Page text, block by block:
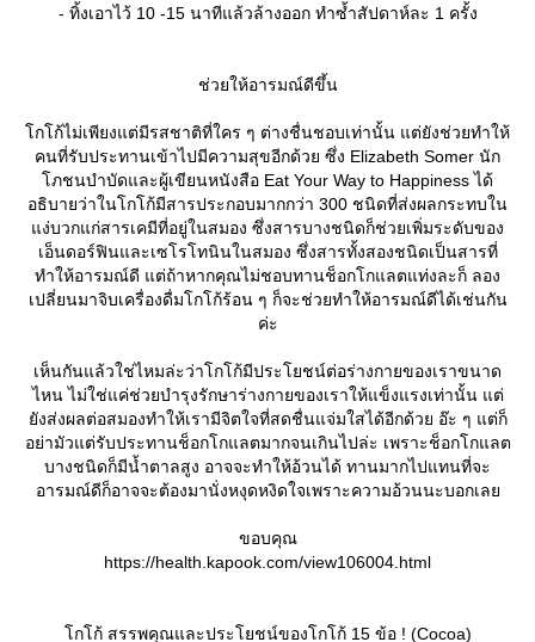
- ทิ้งเอาไว้ 10 -15 นาทีแล้วล้างออก ทำซ้ำสัปดาห์ละ 1 ครั้ง
ช่วยให้อารมณ์ดีขึ้น
กโก้ไม่เพียงแต่มีรสชาติที่ใคร ๆ ต่างชื่นชอบเท่านั้น แต่ยังช่วยทำให้
คนที่รับประทานเข้าไปมีความสุขอีกด้วย ซึ่ง Elizabeth Somer นัก
ภชนบำบัดและผู้เขียนหนังสือ Eat Your Way to Happiness ได้
อธิบายว่าในโกโก้มีสารประกอบมากกว่า 300 ชนิดที่ส่งผลกระทบใน
ง่บวกแก่สารเคมีที่อยู่ในสมอง ซึ่งสารบางชนิดก็ช่วยเพิ่มระดับของ
เอ็นดอร์ฟินและเซโรโทนินในสมอง ซึ่งสารทั้งสองชนิดเป็นสารที่
ทำให้อารมณ์ดี แต่ถ้าหากคุณไม่ชอบทานช็อกโกแลตแท่งละก็ ลอง
เปลี่ยนมาจิบเครื่องดื่มโกโก้ร้อน ๆ ก็จะช่วยทำให้อารมณ์ดีได้เช่นกัน
ค่ะ
เห็นกันแล้วใช่ไหมล่ะว่าโกโก้มีประโยชน์ต่อร่างกายของเราขนาด
ไหน ไม่ใช่แค่ช่วยบำรุงรักษาร่างกายของเราให้แข็งแรงเท่านั้น แต่
ังส่งผลต่อสมองทำให้เรามีจิตใจที่สดชื่นแจ่มใสได้อีกด้วย อ๊ะ ๆ แต่ก็
อย่ามัวแต่รับประทานช็อกโกแลตมากจนเกินไปล่ะ เพราะช็อกโกแลต
บางชนิดก็มีน้ำตาลสูง อาจจะทำให้อ้วนได้ ทานมากไปแทนที่จะ
อารมณ์ดีก็อาจจะต้องมานั่งหงุดหงิดใจเพราะความอ้วนนะบอกเล
ขอบคุณ
https://health.kapook.com/view106004.html
กโก้ สรรพคุณและประโยชน์ของโกโก้ 15 ข้อ ! (Cocoa)